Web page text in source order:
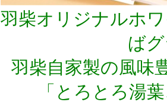
羽柴オリジナルホ
ば
羽柴自家製の風味
「とろとろ湯